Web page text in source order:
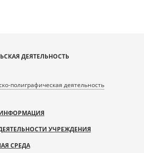
ДЕЯТЕЛЬНОСТЬ
полиграфическая деятельность
УЧРЕЖДЕНИЯ
СРЕДА